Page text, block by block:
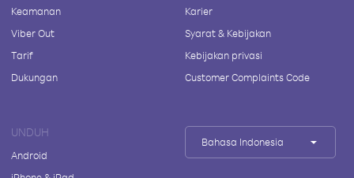
Keamanan
Viber Out
Tarif
Dukungan
Karier
Syarat & Kebijakan
Kebijakan privasi
Customer Complaints Code
UNDUH
Android
Bahasa Indonesia